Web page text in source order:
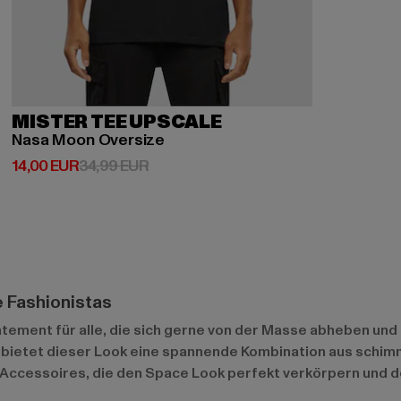
MISTER TEE UPSCALE
Nasa Moon Oversize
14,00 EUR
Derzeitiger Preis: 14,00 EUR
34,99 EURAktionspreis: 34,99 EUR
für alle, die sich gerne von der Masse abheben
dieser Look eine spannende Kombination aus
die den Space Look perfekt verkörpern und